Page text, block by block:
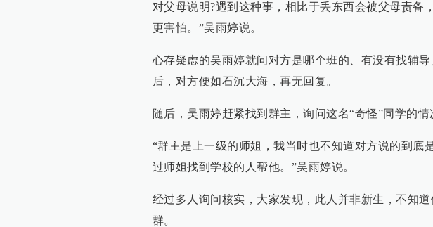
对父母说明?遇到这种事，相比于丢东西会被父母责备
更害怕。”吴雨婷说。
心存疑虑的吴雨婷就问对方是哪个班的、有没有找辅
后，对方便如石沉大海，再无回复。
随后，吴雨婷赶紧找到群主，询问这名“奇怪”同学的情
“群主是上一级的师姐，我当时也不知道对方说的到底
过师姐找到学校的人帮他。”吴雨婷说。
经过多人询问核实，大家发现，此人并非新生，不知
群。